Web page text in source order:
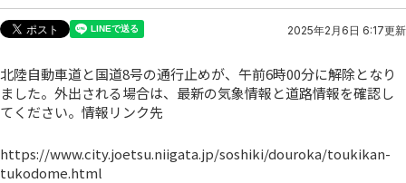
2025年2月6日 6:17更新
北陸自動車道と国道8号の通行止めが、午前6時00分に解除となり
ました。外出される場合は、最新の気象情報と道路情報を確認し
てください。情報リンク先
https://www.city.joetsu.niigata.jp/soshiki/douroka/toukikan-
tukodome.html